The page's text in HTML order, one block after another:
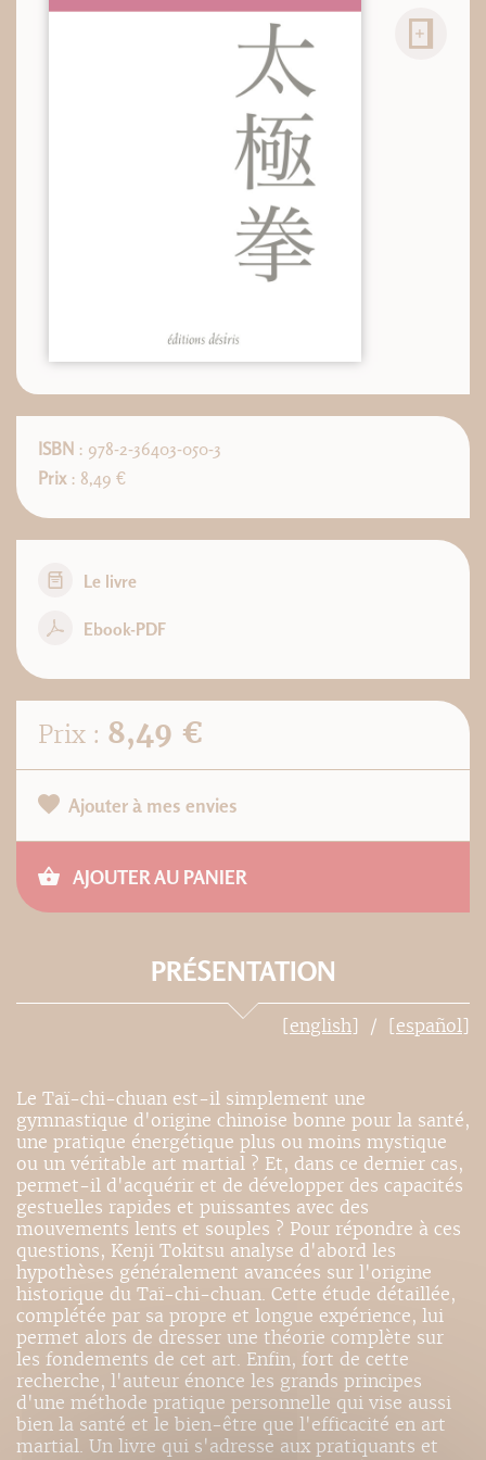
ISBN : 978-2-36403-050-3
Prix: 8,49 €
Le livre
Ebook-PDF
Prix : 8,49 €
Ajouter à mes envies
AJOUTER AU PANIER
PRÉSENTATION
[english] [español]
Le Taï-chi-chuan est-il simplement une
gymnastique d'origine chinoise bonne pour la santé,
une pratique énergétique plus ou moins mystique
ou un véritable art martial ? Et, dans ce dernier cas,
permet-il d'acquérir et de développer des capacités
gestuelles rapides et puissantes avec des
mouvements lents et souples ? Pour répondre à ces
questions, Kenji Tokitsu analyse d'abord les
hypothèses généralement avancées sur l'origine
historique du Taï-chi-chuan. Cette étude détaillée,
complétée par sa propre et longue expérience, lui
permet alors de dresser une théorie complète sur
les fondements de cet art. Enfin, fort de cette
recherche, l'auteur énonce les grands principes
d'une méthode pratique personnelle qui vise aussi
bien la santé et le bien-être que l'efficacité en art
martial. Un livre qui s'adresse aux pratiquants et